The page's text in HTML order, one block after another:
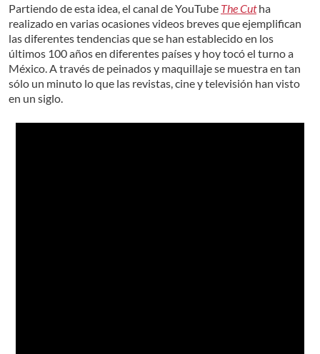
Partiendo de esta idea, el canal de YouTube The Cutha
realizado en varias ocasiones videos breves que ejemplifican
las diferentes tendencias que se han establecido en los
últimos 100 años en diferentes países y hoy tocó el turno a
México. A través de peinados y maquillaje se muestra en tan
sólo un minuto lo que las revistas, cine y televisión han visto
en un siglo.